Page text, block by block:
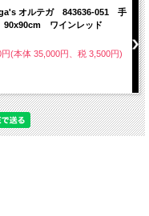
オルテガ 843636-051 手
90x90cm ワインレッド
(本体 35,000円、税 3,500円)